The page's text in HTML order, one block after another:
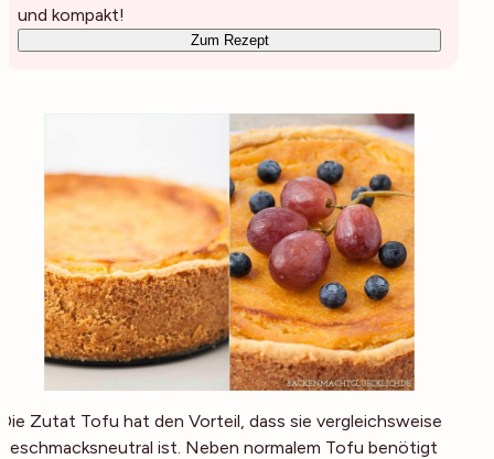
und kompakt!
Zum Rezept
Die Zutat Tofu hat den Vorteil, dass sie vergleichsweise
geschmacksneutral ist. Neben normalem Tofu benötigt